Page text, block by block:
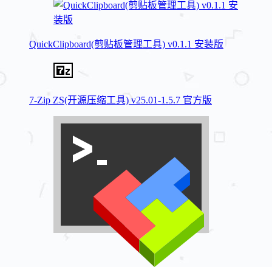
QuickClipboard(剪贴板管理工具) v0.1.1 安装版
7-Zip ZS(开源压缩工具) v25.01-1.5.7 官方版